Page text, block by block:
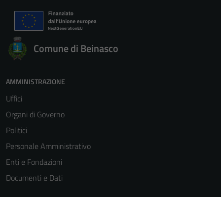
Comune di Beinasco
AMMINISTRAZIONE
Uffici
Organi di Governo
Politici
Personale Amministrativo
Enti e Fondazioni
Documenti e Dati